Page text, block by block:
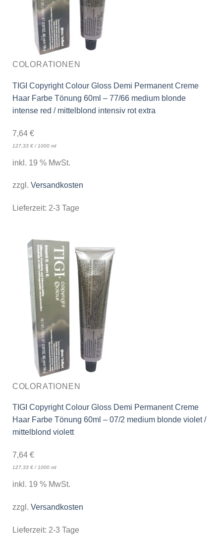
COLORATIONEN
TIGI Copyright Colour Gloss Demi Permanent Creme
Haar Farbe Tönung 60ml – 77/66 medium blonde
intense red / mittelblond intensiv rot extra
7,64 €
127,33 €/ 1000 ml
inkl. 19 % MwSt.
zzgl. Versandkosten
Lieferzeit: 2-3 Tage
COLORATIONEN
TIGI Copyright Colour Gloss Demi Permanent Creme
Haar Farbe Tönung 60ml – 07/2 medium blonde violet /
mittelblond violett
7,64 €
127,33 €/1000 ml
inkl. 19 % MwSt.
zzgl. Versandkosten
Lieferzeit: 2-3 Tage